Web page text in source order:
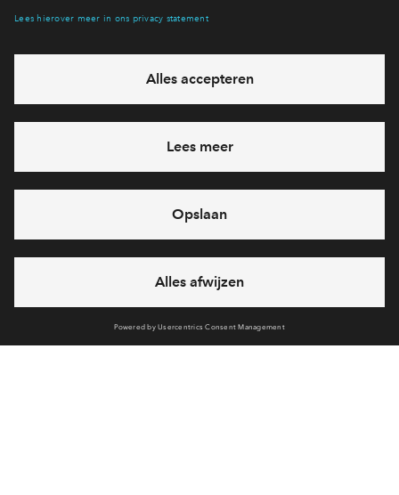
eventuele projecten
Ja, ik wil mij aanmelden
Heb je een vraag en wil je direct antwoord? Bel ons op088
71 22 911
6 dagen per week beschikbaar (behalve tijdens
feestdagen)
vandaag van 09:00 - 18:00 uur